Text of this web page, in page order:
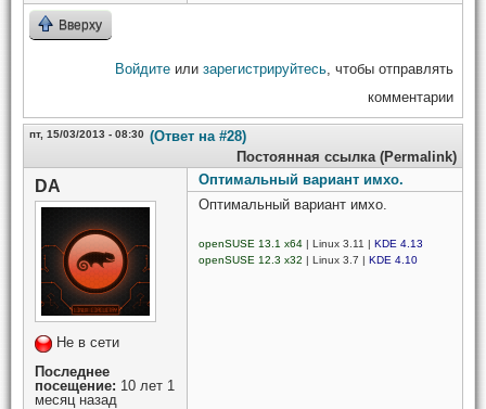
Вверху
Войдите или зарегистрируйтесь , чтобы отправлять
комментарии
пт, 15/03/2013 - 08:30 (Ответ на #28)
Постоянная ссылка (Permalink)
DA
Не в сети
Последнее
посещение: 10 лет 1
месяц назад
Оптимальный вариант имхо.
Оптимальный вариант имхо.
openSUSE 13.1 x64 | Linux 3.11 | KDE 4.13
openSUSE 12.3 x32 | Linux 3.7 | KDE 4.10